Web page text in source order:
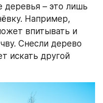
деревья – это лишь
Например,
впитывать и
Снесли дерево
искать другой